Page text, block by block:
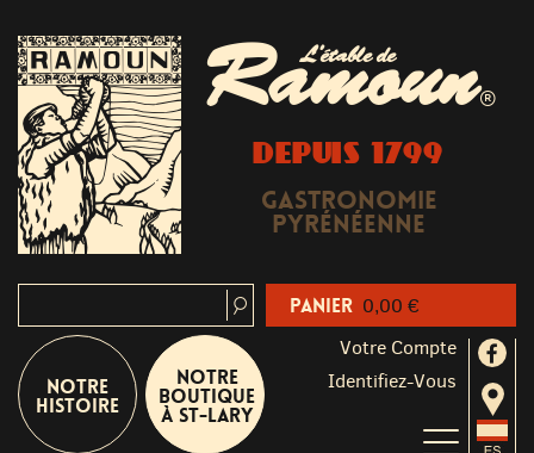
L'étable de
Ramoun®
DEPUIS 1799
Gastronomie
Pyrénéenne
Votre Compte
Identifiez-Vous
Notre
Histoire
Notre
boutique
à St-Lary
Panier 0,00 €